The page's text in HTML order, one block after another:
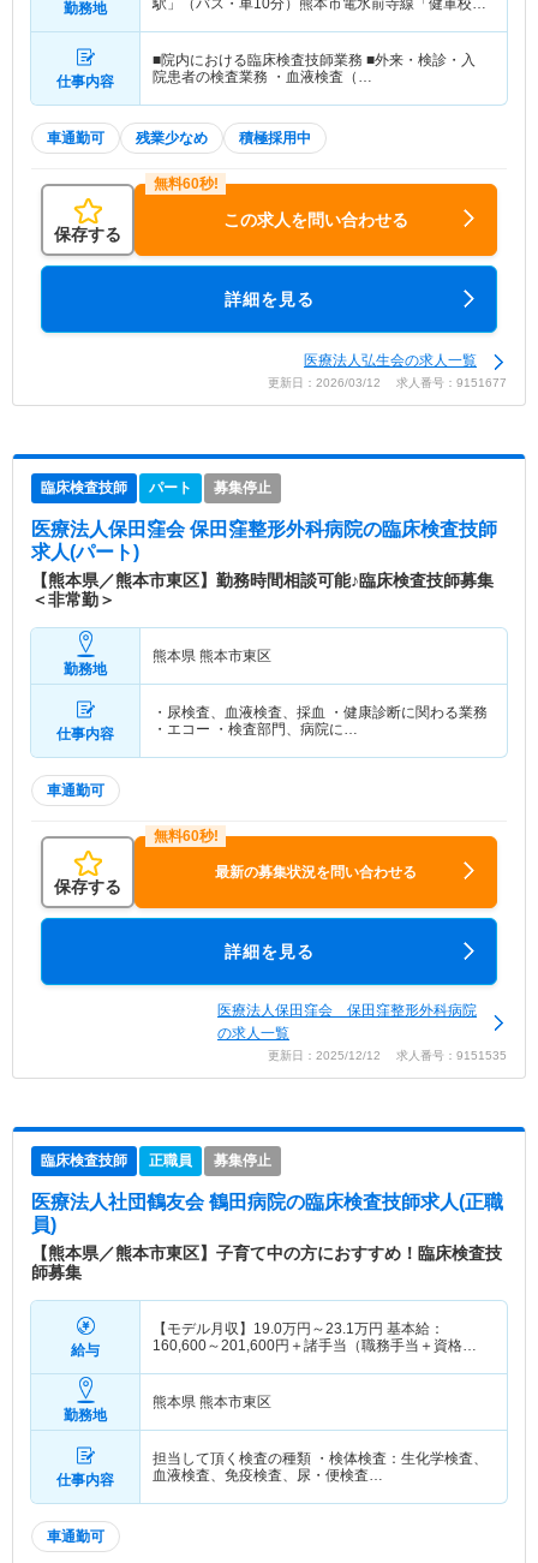
勤務地
駅」（バス・車10分）熊本市電水前寺線「健軍校前
仕事内容
■院内における臨床検査技師業務 ■外来・検診・入
院患者の検査業務 ・血液検査（…
車通勤可 残業少なめ 積極採用中
保存する
この求人を問い合わせる
詳細を見る
医療法人弘生会の求人一覧
更新日：2026/03/12 求人番号：9151677
臨床検査技師 パート 募集停止
医療法人保田窪会 保田窪整形外科病院の臨床検査技師
求人(パート)
【熊本県／熊本市東区】勤務時間相談可能♪臨床検査技師募集
＜非常勤＞
勤務地
熊本県 熊本市東区
仕事内容
・尿検査、血液検査、採血 ・健康診断に関わる業務
・エコー ・検査部門、病院に…
車通勤可
保存する
最新の募集状況を問い合わせる
詳細を見る
医療法人保田窪会 保田窪整形外科病院
の求人一覧
更新日：2025/12/12 求人番号：9151535
臨床検査技師 正職員 募集停止
医療法人社団鶴友会 鶴田病院の臨床検査技師求人(正職
員)
【熊本県／熊本市東区】子育て中の方におすすめ！臨床検査技
師募集
給与
【モデル月収】 19.0万円～23.1万円 基本給：
160,600～201,600円＋諸手当（職務手当＋資格手
勤務地
熊本県 熊本市東区
仕事内容
担当して頂く検査の種類 ・検体検査：生化学検査、
血液検査、免疫検査、尿・便検査…
車通勤可